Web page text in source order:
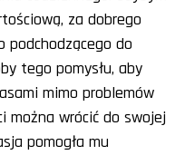
za dobrego
podchodzącego do
tego pomysłu, aby
mimo problemów
można wrócić do swojej
pomogła mu